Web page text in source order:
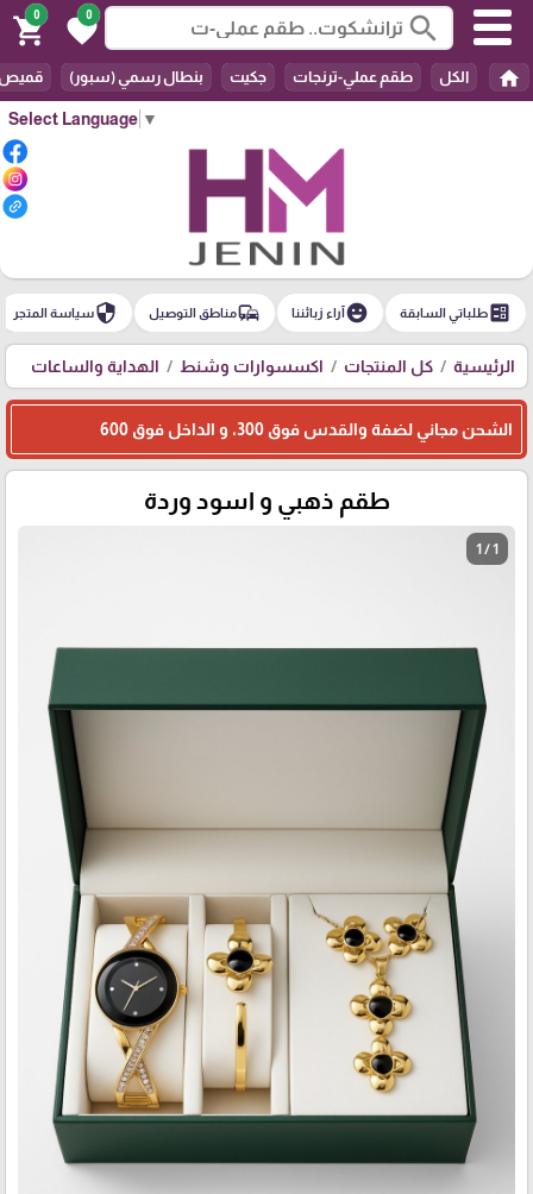
Select Language ▼
search
0
favorite
0
shopping_cart
home الكل طقم عملي-ترنجات جكيت بنطال رسمي (سبور)
ballotطلباتي السابقة emoji_emotionsآراء زبائننا commuteمناطق التوصيل securityسياسة المتجر
الرئيسية كل المنتجات اكسسوارات وشنط الهداية والساعات
الشحن مجاني لضفة والقدس فوق 300، و الداخل فوق 600
طقم ذهبي و اسود وردة
1 / 1